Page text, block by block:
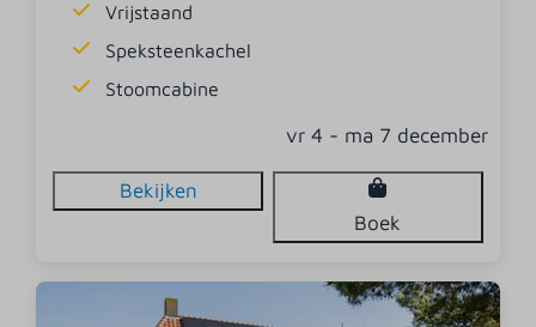
Vrijstaand
Speksteenkachel
Stoomcabine
vr 4 - ma 7 december
Bekijken
Boek